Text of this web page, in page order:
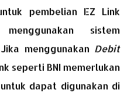
pembelian EZ Link
sistem
menggunakan Debit
seperti BNI memerlukan
dapat digunakan di